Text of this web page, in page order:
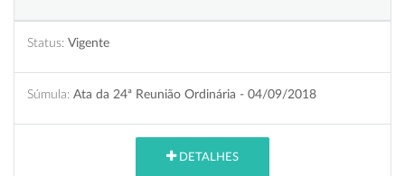
Status: Vigente
Súmula: Ata da 24ª Reunião Ordinária - 04/09/2018
DETALHES